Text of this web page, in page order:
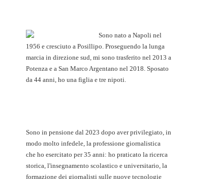
Sono nato a Napoli nel
1956 e cresciuto a Posillipo. Proseguendo la lunga
marcia in direzione sud, mi sono trasferito nel 2013 a
Potenza e a San Marco Argentano nel 2018. Sposato
da 44 anni, ho una figlia e tre nipoti.
Sono in pensione dal 2023 dopo aver privilegiato, in
modo molto infedele, la professione giornalistica
che ho esercitato per 35 anni: ho praticato la ricerca
storica, l'insegnamento scolastico e universitario, la
formazione dei giornalisti sulle nuove tecnologie